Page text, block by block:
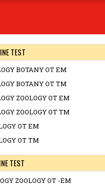
TEST
BOTANY OT EM
BOTANY OT TM
ZOOLOGY OT EM
ZOOLOGY OT TM
OT EM
OT TM
TEST
ZOOLOGY OT -EM